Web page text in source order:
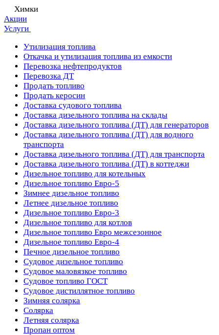
Химки
Акции
Услуги
Утилизация топлива
Откачка и утилизация топлива из емкости
Перевозка нефтепродуктов
Перевозка ДТ
Продать топливо
Продать керосин
Доставка судового топлива
Доставка дизельного топлива на склады
Доставка дизельного топлива (ДТ) для генераторов
Доставка дизельного топлива (ДТ) для водного
транспорта
Доставка дизельного топлива (ДТ) для транспорта
Доставка дизельного топлива (ДТ) в коттеджи
Дизельное топливо для котельных
Дизельное топливо Евро-5
Зимнее дизельное топливо
Летнее дизельное топливо
Дизельное топливо Евро-3
Дизельное топливо для котлов
Дизельное топливо Евро межсезонное
Дизельное топливо Евро-4
Печное дизельное топливо
Судовое дизельное топливо
Судовое маловязкое топливо
Судовое топливо ГОСТ
Судовое дистиллятное топливо
Зимняя солярка
Солярка
Летняя солярка
Пропан оптом